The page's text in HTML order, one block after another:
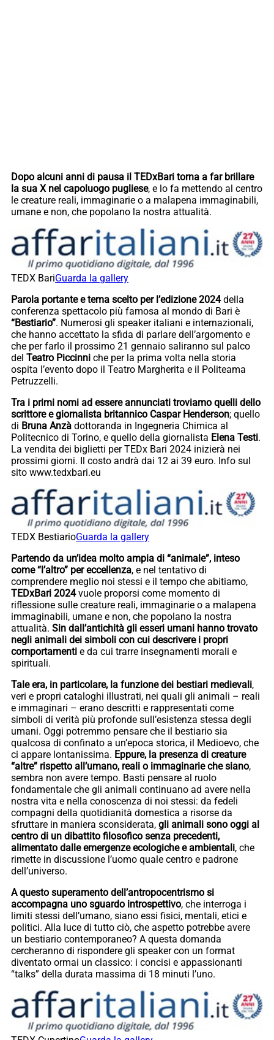
Dopo alcuni anni di pausa il TEDxBari torna a far brillare
la sua X nel capoluogo pugliese, e lo fa mettendo al centro
le creature reali, immaginarie o a malapena immaginabili,
umane e non, che popolano la nostra attualità.
TEDX BariGuarda la gallery
Parola portante e tema scelto per l’edizione 2024della
conferenza spettacolo più famosa al mondo di Bari è
“Bestiario”. Numerosi gli speaker italiani e internazionali,
che hanno accettato la sfida di parlare dell’argomento e
che per farlo il prossimo 21 gennaio saliranno sul palco
del Teatro Piccinni che per la prima volta nella storia
ospita l’evento dopo il Teatro Margherita e il Politeama
Petruzzelli.
Tra i primi nomi ad essere annunciati troviamo quelli dello
scrittore e giornalista britannico Caspar Henderson; quello
di Bruna Anzà dottoranda in Ingegneria Chimica al
Politecnico di Torino, e quello della giornalista Elena Testi.
La vendita dei biglietti per TEDx Bari 2024 inizierà nei
prossimi giorni. Il costo andrà dai 12 ai 39 euro. Info sul
sito www.tedxbari.eu
TEDX BestiarioGuarda la gallery
Partendo da un’idea molto ampia di “animale”, inteso
come “l’altro” per eccellenza, e nel tentativo di
comprendere meglio noi stessi e il tempo che abitiamo,
TEDxBari 2024vuole proporsi come momento di
riflessione sulle creature reali, immaginarie o a malapena
immaginabili, umane e non, che popolano la nostra
attualità. Sin dall’antichità gli esseri umani hanno trovato
negli animali dei simboli con cui descrivere i propri
comportamenti e da cui trarre insegnamenti morali e
spirituali.
Tale era, in particolare, la funzione dei bestiari medievali,
veri e propri cataloghi illustrati, nei quali gli animali – reali
e immaginari – erano descritti e rappresentati come
simboli di verità più profonde sull’esistenza stessa degli
umani. Oggi potremmo pensare che il bestiario sia
qualcosa di confinato a un’epoca storica, il Medioevo, che
ci appare lontanissima. Eppure, la presenza di creature
“altre” rispetto all’umano, reali o immaginarie che siano,
sembra non avere tempo. Basti pensare al ruolo
fondamentale che gli animali continuano ad avere nella
nostra vita e nella conoscenza di noi stessi: da fedeli
compagni della quotidianità domestica a risorse da
sfruttare in maniera sconsiderata, gli animali sono oggi al
centro di un dibattito filosofico senza precedenti,
alimentato dalle emergenze ecologiche e ambientali, che
rimette in discussione l’uomo quale centro e padrone
dell’universo.
A questo superamento dell’antropocentrismo si
accompagna uno sguardo introspettivo, che interroga i
limiti stessi dell’umano, siano essi fisici, mentali, etici e
politici. Alla luce di tutto ciò, che aspetto potrebbe avere
un bestiario contemporaneo? A questa domanda
cercheranno di rispondere gli speaker con un format
diventato ormai un classico: i concisi e appassionanti
“talks” della durata massima di 18 minuti l’uno.